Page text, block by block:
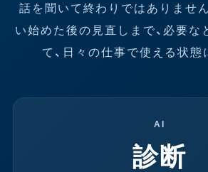
話を聞いて終わりではありません
い始めた後の見直しまで、必要な
て、日々の仕事で使える状態
AI
診断